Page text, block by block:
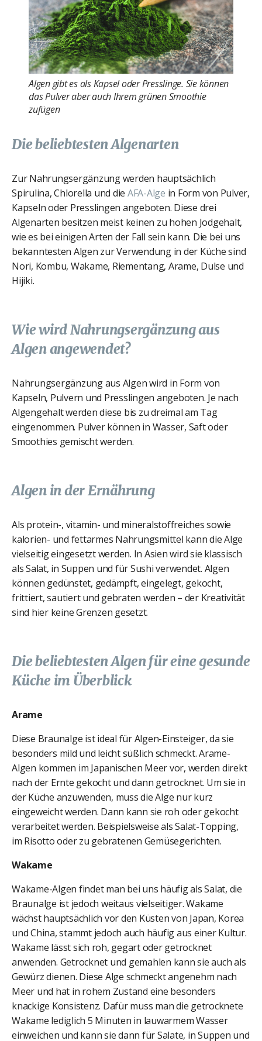
Algen gibt es als Kapsel oder Presslinge. Sie können
das Pulver aber auch Ihrem grünen Smoothie
zufügen
Die beliebtesten Algenarten
Zur Nahrungsergänzung werden hauptsächlich
Spirulina, Chlorella und die AFA-Alge in Form von Pulver,
Kapseln oder Presslingen angeboten. Diese drei
Algenarten besitzen meist keinen zu hohen Jodgehalt,
wie es bei einigen Arten der Fall sein kann. Die bei uns
bekanntesten Algen zur Verwendung in der Küche sind
Nori, Kombu, Wakame, Riementang‚ Arame, Dulse und
Hijiki.
Wie wird Nahrungsergänzung aus
Algen angewendet?
Nahrungsergänzung aus Algen wird in Form von
Kapseln, Pulvern und Presslingen angeboten. Je nach
Algengehalt werden diese bis zu dreimal am Tag
eingenommen. Pulver können in Wasser, Saft oder
Smoothies gemischt werden.
Algen in der Ernährung
Als protein-, vitamin- und mineralstoffreiches sowie
kalorien- und fettarmes Nahrungsmittel kann die Alge
vielseitig eingesetzt werden. In Asien wird sie klassisch
als Salat, in Suppen und für Sushi verwendet. Algen
können gedünstet, gedämpft, eingelegt, gekocht,
frittiert, sautiert und gebraten werden – der Kreativität
sind hier keine Grenzen gesetzt.
Die beliebtesten Algen für eine gesunde
Küche im Überblick
Arame
Diese Braunalge ist ideal für Algen-Einsteiger, da sie
besonders mild und leicht süßlich schmeckt. Arame-
Algen kommen im Japanischen Meer vor, werden direkt
nach der Ernte gekocht und dann getrocknet. Um sie in
der Küche anzuwenden, muss die Alge nur kurz
eingeweicht werden. Dann kann sie roh oder gekocht
verarbeitet werden. Beispielsweise als Salat-Topping,
im Risotto oder zu gebratenen Gemüsegerichten.
Wakame
Wakame-Algen findet man bei uns häufig als Salat, die
Braunalge ist jedoch weitaus vielseitiger. Wakame
wächst hauptsächlich vor den Küsten von Japan, Korea
und China, stammt jedoch auch häufig aus einer Kultur.
Wakame lässt sich roh, gegart oder getrocknet
anwenden. Getrocknet und gemahlen kann sie auch als
Gewürz dienen. Diese Alge schmeckt angenehm nach
Meer und hat in rohem Zustand eine besonders
knackige Konsistenz. Dafür muss man die getrocknete
Wakame lediglich 5 Minuten in lauwarmem Wasser
einweichen und kann sie dann für Salate, in Suppen und